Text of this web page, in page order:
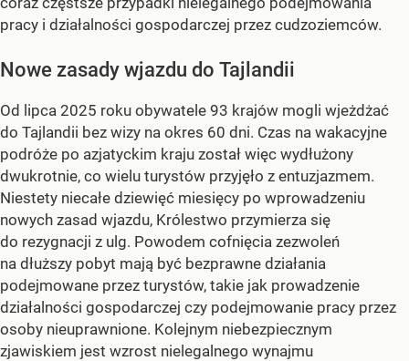
pracy i działalności gospodarczej przez cudzoziemców.
Nowe zasady wjazdu do Tajlandii
Od lipca 2025 roku obywatele 93 krajów mogli wjeżdżać
do Tajlandii bez wizy na okres 60 dni. Czas na wakacyjne
podróże po azjatyckim kraju został więc wydłużony
dwukrotnie, co wielu turystów przyjęło z entuzjazmem.
Niestety niecałe dziewięć miesięcy po wprowadzeniu
nowych zasad wjazdu, Królestwo przymierza się
do rezygnacji z ulg. Powodem cofnięcia zezwoleń
na dłuższy pobyt mają być bezprawne działania
podejmowane przez turystów, takie jak prowadzenie
działalności gospodarczej czy podejmowanie pracy przez
osoby nieuprawnione. Kolejnym niebezpiecznym
zjawiskiem jest wzrost nielegalnego wynajmu